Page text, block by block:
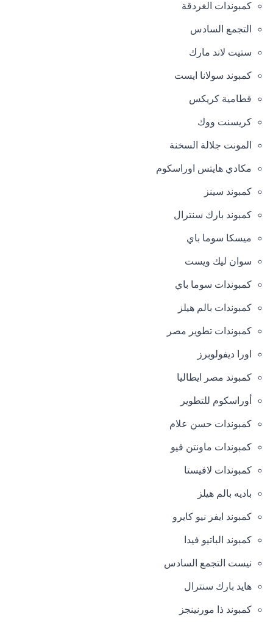
كمبوندات الغردقة
التجمع السادس
ستيت لاند مارك
كمبوند سولانا ايست
قطامية كريكس
كريسنت ووك
المونت جلالة السخنة
مكادي هايتس اوراسكوم
كمبوند سينز
كمبوند بارك سنترال
ميسكا سوما باي
سوان ليك ويست
كمبوندات سوما باي
كمبوندات بالم هيلز
كمبوندات تطوير مصر
اورا ديفولوبرز
كمبوند مصر ايطاليا
أوراسكوم للتطوير
كمبوندات حسن علام
كمبوندات ماونتن فيو
كمبوندات لافيستا
باديه بالم هيلز
كمبوند ايفر نيو كايرو
كمبوند الباتيو فيدا
نيست التجمع السادس
هايد بارك سنترال
كمبوند ذا مورنينجز